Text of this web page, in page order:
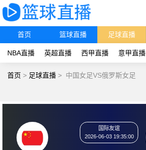
首页 篮球直播 足球直播
NBA直播 英超直播 西甲直播 意甲直播
首页 > 足球直播 > 中国女足VS俄罗斯女足